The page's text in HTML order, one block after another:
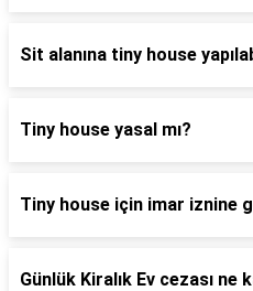
Sit alanına tiny house
Tiny house yasal mı?
Tiny house için imar iznine
Günlük Kiralık Ev cezası ne